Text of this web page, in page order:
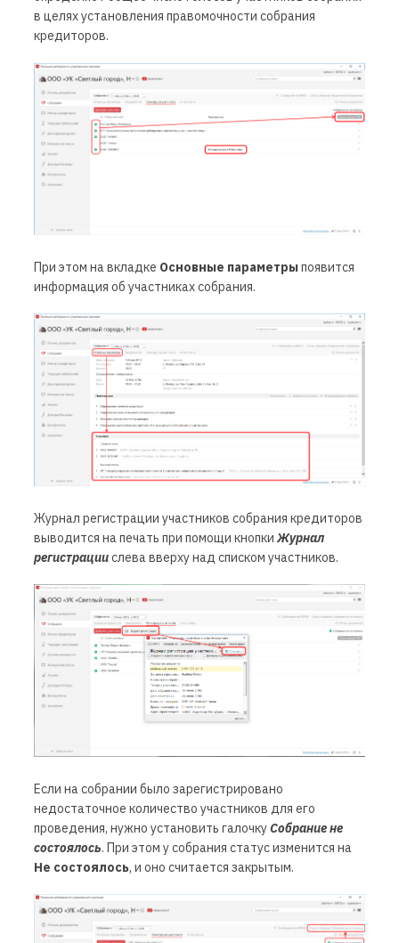
в целях установления правомочности собрания
кредиторов.
При этом на вкладке Основные параметрыпоявится
информация об участниках собрания.
Журнал регистрации участников собрания кредиторов
выводится на печать при помощи кнопки Журнал
регистрациислева вверху над списком участников.
Если на собрании было зарегистрировано
недостаточное количество участников для его
проведения, нужно установить галочкуСобрание не
состоялось. При этом у собрания статус изменится на
Не состоялось, и оно считается закрытым.